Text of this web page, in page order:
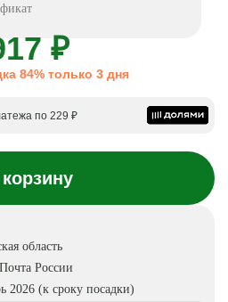
₽
84% только 3 дня
по 229 ₽
область
России
2026 (к сроку посадки)